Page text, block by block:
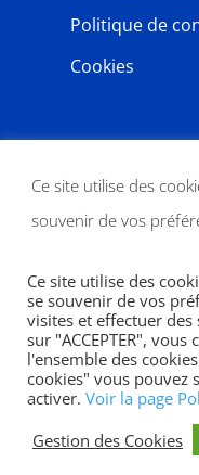
Politique de
Cookies
Copyright 2026 |
Ce site utilise des
souvenir de vos
Ce site utilise des
se souvenir de vos
visites et effectuer
sur "ACCEPTER",
l'ensemble des
cookies" vous pouvez
activer. Voir la page
Gestion des Cookies